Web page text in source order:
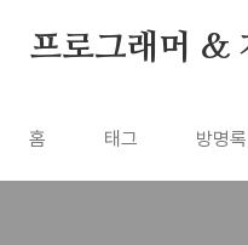
프로그래머 &
홈 태그 방명록